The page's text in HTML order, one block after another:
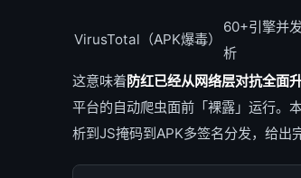
VirusTotal（APK爆毒）
60+引擎并
析
这意味着防红已经从网络层对抗全面
平台的自动爬虫面前「裸露」运行。
析到JS掩码到APK多签名分发，给出